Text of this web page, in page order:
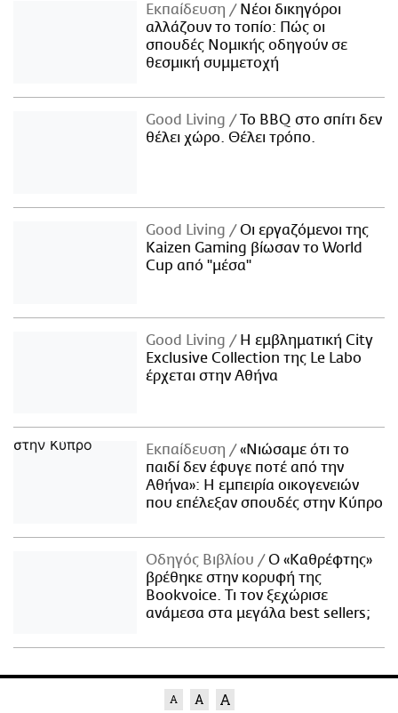
Εκπαίδευση
Νέοι δικηγόροι
αλλάζουν το τοπίο: Πώς οι
σπουδές Νομικής οδηγούν σε
θεσμική συμμετοχή
Good Living
Το BBQ στο σπίτι δεν
θέλει χώρο. Θέλει τρόπο.
Good Living
Οι εργαζόμενοι της
Kaizen Gaming βίωσαν το World
Cup από "μέσα"
Good Living
Η εμβληματική City
Exclusive Collection της Le Labo
έρχεται στην Αθήνα
Εκπαίδευση
«Νιώσαμε ότι το
παιδί δεν έφυγε ποτέ από την
Αθήνα»: Η εμπειρία οικογενειών
που επέλεξαν σπουδές στην Κύπρο
Οδηγός Βιβλίου
Ο «Καθρέφτης»
βρέθηκε στην κορυφή της
Bookvoice. Τι τον ξεχώρισε
ανάμεσα στα μεγάλα best sellers;